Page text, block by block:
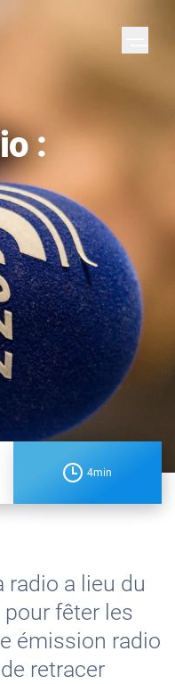
:
4min
radio a lieu du
fêter les
émission radio
retracer